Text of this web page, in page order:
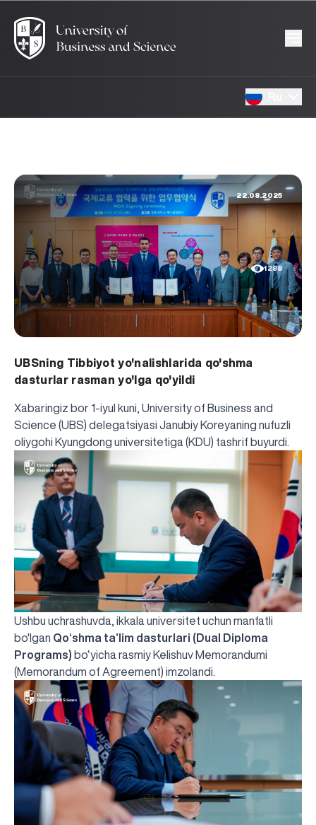
22.08.2025
1288
UBSning Tibbiyot yo'nalishlarida qo'shma
dasturlar rasman yo'lga qo'yildi
Xabaringiz bor 1-iyul kuni, University of Business and
Science (UBS) delegatsiyasi Janubiy Koreyaning nufuzli
oliygohi Kyungdong universitetiga (KDU) tashrif buyurdi.
Ushbu uchrashuvda, ikkala universitet uchun manfatli
bo'lgan Qo‘shma ta’lim dasturlari (Dual Diploma
Programs) bo‘yicha rasmiy Kelishuv Memorandumi
(Memorandum of Agreement) imzolandi.